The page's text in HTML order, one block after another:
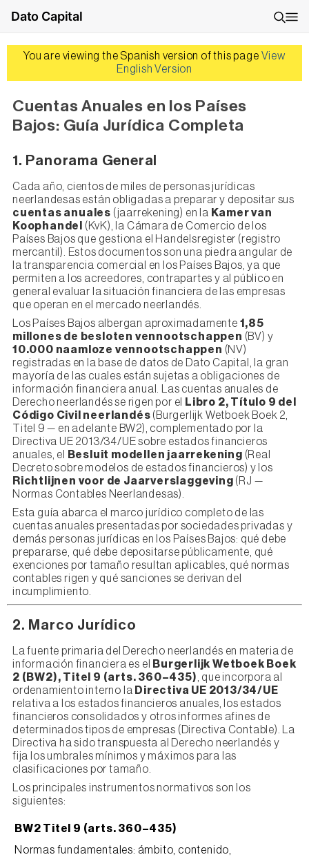
Dato Capital
You are viewing the Spanish version of this page View
English Version
Cuentas Anuales en los Países
Bajos: Guía Jurídica Completa
1. Panorama General
Cada año, cientos de miles de personas jurídicas
neerlandesas están obligadas a preparar y depositar sus
cuentas anuales (jaarrekening) en la Kamer van
Koophandel
(KvK), la Cámara de Comercio de los
Países Bajos que gestiona el Handelsregister (registro
mercantil). Estos documentos son una piedra angular de
la transparencia comercial en los Países Bajos, ya que
permiten a los acreedores, contrapartes y al público en
general evaluar la situación financiera de las empresas
que operan en el mercado neerlandés.
Los Países Bajos albergan aproximadamente 1,85
millones de besloten vennootschappen (BV) y
10.000 naamloze vennootschappen (NV)
registradas en la base de datos de Dato Capital, la gran
mayoría de las cuales están sujetas a obligaciones de
información financiera anual. Las cuentas anuales de
Derecho neerlandés se rigen por el
Libro 2, Título 9 del
Código Civil neerlandés (Burgerlijk Wetboek Boek 2,
Titel 9 — en adelante BW2), complementado por la
Directiva UE 2013/34/UE sobre estados financieros
anuales, el
Besluit modellen jaarrekening (Real
Decreto sobre modelos de estados financieros) y los
Richtlijnen voor de Jaarverslaggeving (RJ —
Normas Contables Neerlandesas).
Esta guía abarca el marco jurídico completo de las
cuentas anuales presentadas por sociedades privadas y
demás personas jurídicas en los Países Bajos: qué debe
prepararse, qué debe depositarse públicamente, qué
exenciones por tamaño resultan aplicables, qué normas
contables rigen y qué sanciones se derivan del
incumplimiento.
2. Marco Jurídico
La fuente primaria del Derecho neerlandés en materia de
información financiera es el
Burgerlijk Wetboek Boek
2 (BW2), Titel 9 (arts. 360–435) , que incorpora al
ordenamiento interno la Directiva UE 2013/34/UE
relativa a los estados financieros anuales, los estados
financieros consolidados y otros informes afines de
determinados tipos de empresas (Directiva Contable). La
Directiva ha sido transpuesta al Derecho neerlandés y
fija los umbrales mínimos y máximos para las
clasificaciones por tamaño.
Los principales instrumentos normativos son los
siguientes:
BW2 Titel 9 (arts. 360–435)
Normas fundamentales: ámbito, contenido,